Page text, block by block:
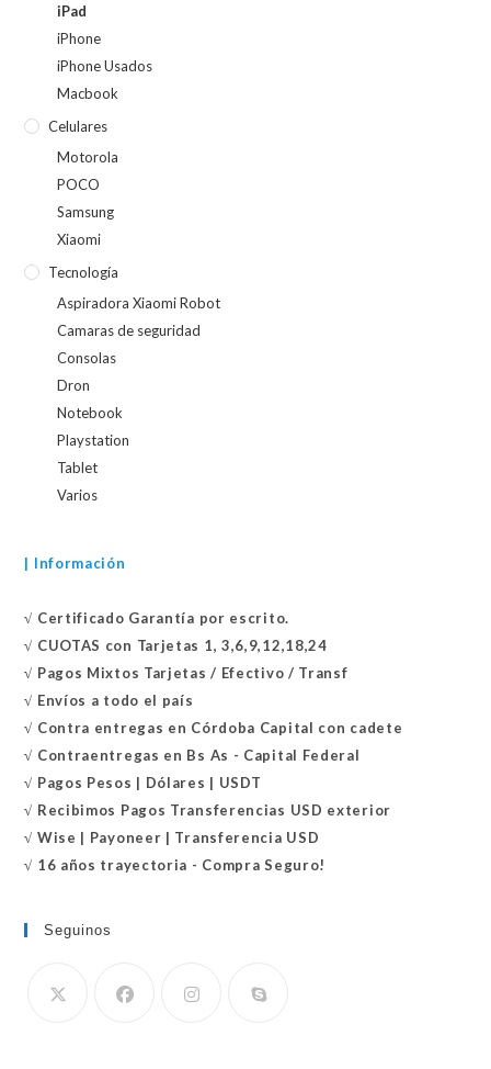
iPad
iPhone
iPhone Usados
Macbook
Celulares
Motorola
POCO
Samsung
Xiaomi
Tecnología
Aspiradora Xiaomi Robot
Camaras de seguridad
Consolas
Dron
Notebook
Playstation
Tablet
Varios
| Información
√ Certificado Garantía por escrito.
√ CUOTAS con Tarjetas 1, 3,6,9,12,18,24
√ Pagos Mixtos Tarjetas / Efectivo / Transf
√ Envíos a todo el país
√ Contra entregas en Córdoba Capital con cadete
√ Contraentregas en Bs As - Capital Federal
√ Pagos Pesos | Dólares | USDT
√ Recibimos Pagos Transferencias USD exterior
√ Wise | Payoneer | Transferencia USD
√ 16 años trayectoria - Compra Seguro!
Seguinos